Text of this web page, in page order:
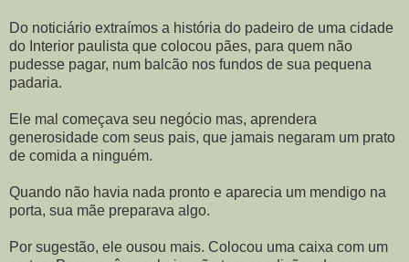
Do noticiário extraímos a história do padeiro de uma cidade
do Interior paulista que colocou pães, para quem não
pudesse pagar, num balcão nos fundos de sua pequena
padaria.
Ele mal começava seu negócio mas, aprendera
generosidade com seus pais, que jamais negaram um prato
de comida a ninguém.
Quando não havia nada pronto e aparecia um mendigo na
porta, sua mãe preparava algo.
Por sugestão, ele ousou mais. Colocou uma caixa com um